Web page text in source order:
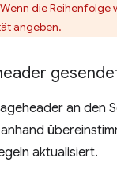
die Reihenfolge
angeben.
an den
aktualisiert.